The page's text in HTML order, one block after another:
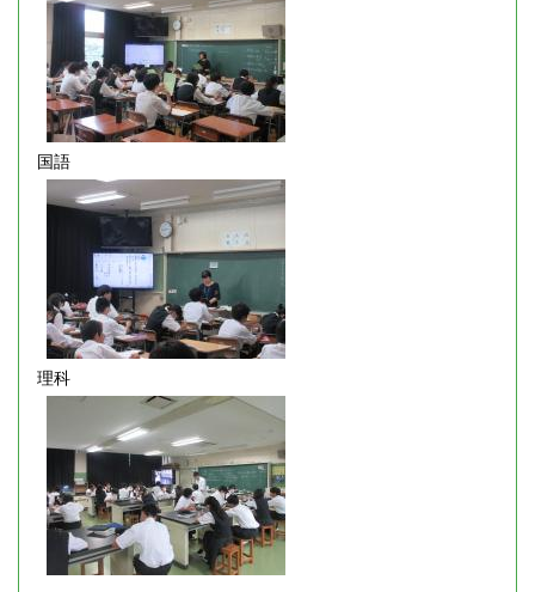
国語
理科